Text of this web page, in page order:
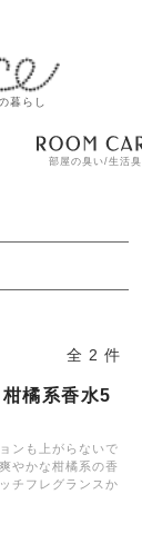
暮らし
部屋の臭い/生活臭
全 2 件
橘系香水5
ンも上がらないで
やかな柑橘系の香
チフレグランスか